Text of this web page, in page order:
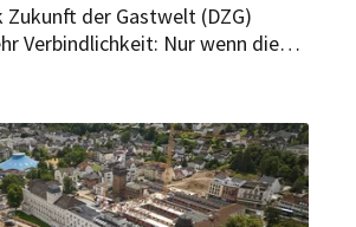
Zukunft der Gastwelt (DZG)
Verbindlichkeit: Nur wenn die
wie
Digitalisierung und KI
werden.